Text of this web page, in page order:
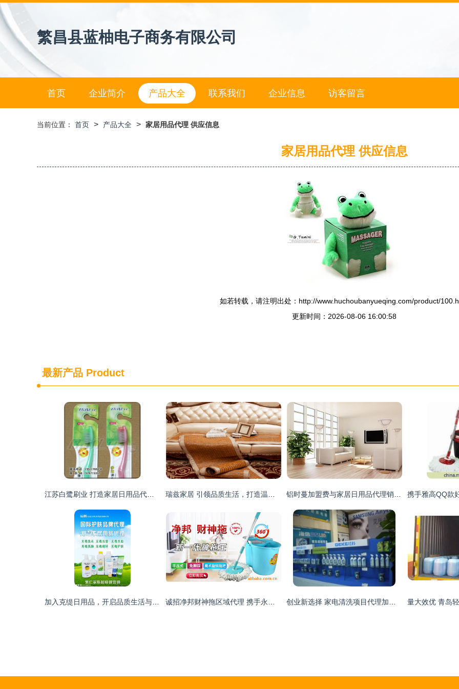
繁昌县蓝柚电子商务有限公司
首页 企业简介 产品大全 联系我们 企业信息 访客留言
当前位置： 首页 > 产品大全 > 家居用品代理 供应信息
家居用品代理 供应信息
如若转载，请注明出处：http://www.huchoubanyueqing.com/product/
更新时间：2026-08-06 16:00:58
最新产品 Product